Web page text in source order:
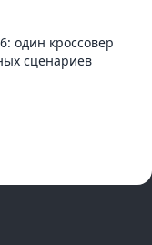
один кроссовер
сценариев